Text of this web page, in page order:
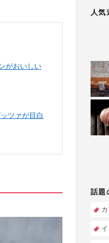
がおいしい
ツァが目白
人気
話題